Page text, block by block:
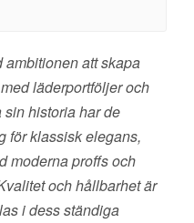
att skapa
läderportföljer och
sin historia har de
för klassisk elegans,
moderna proffs och
och hållbarhet är
i dess ständiga